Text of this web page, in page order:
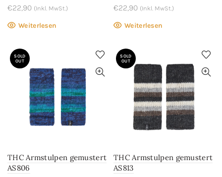
€22,90 (Inkl. MwSt.)
Weiterlesen
€22,90 (Inkl. MwSt.)
Weiterlesen
SOLD
OUT
THC Armstulpen gemustert
AS806
SOLD
OUT
THC Armstulpen gemustert
AS813